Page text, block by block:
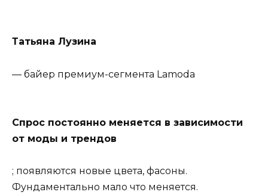
Татьяна Лузина
— байер премиум-сегмента Lamoda
Спрос постоянно меняется в зависимости
от моды и трендов
; появляются новые цвета, фасоны.
Фундаментально мало что меняется.